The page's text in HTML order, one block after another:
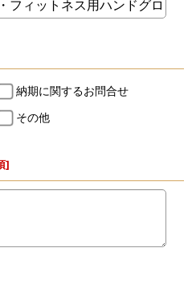
納期に関するお問合せ
その他
]